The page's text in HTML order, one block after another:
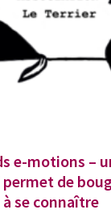
e-motions –
de
à se connaître